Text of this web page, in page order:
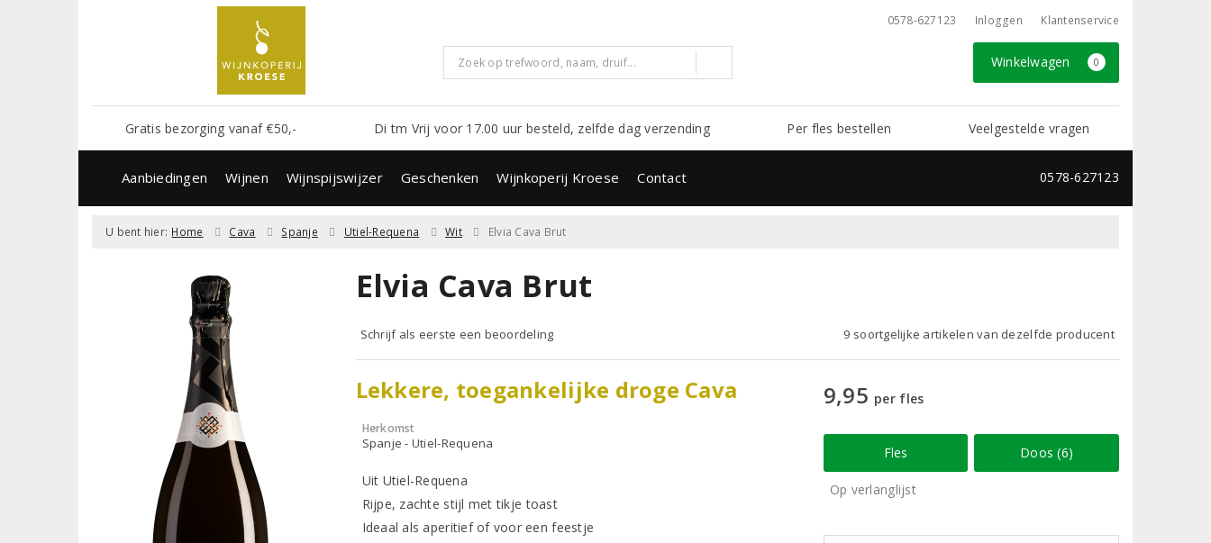
0578-627123 Inloggen Klantenservice
Winkelwagen 0
Gratis bezorging vanaf €50,- Di tm Vrij voor 17.00 uur besteld, zelfde dag verzending Per fles bestellen Veelgestelde vragen
Aanbiedingen Wijnen Wijnspijswijzer Geschenken Wijnkoperij Kroese Contact 0578-627123
U bent hier: Home Cava Spanje Utiel-Requena Wit Elvia Cava Brut
Elvia Cava Brut
Schrijf als eerste een beoordeling 9 soortgelijke artikelen van dezelfde producent
Lekkere, toegankelijke droge Cava
Herkomst
Spanje - Utiel-Requena
Uit Utiel-Requena
Rijpe, zachte stijl met tikje toast
Ideaal als aperitief of voor een feestje
9,95 per fles
Fles Doos (6)
Op verlanglijst